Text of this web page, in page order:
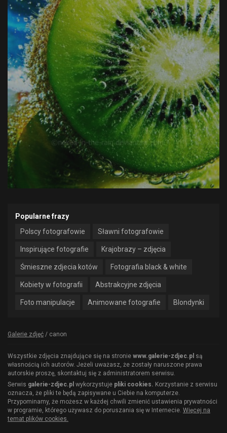
Popularne frazy
Polscy fotografowie
Sławni fotografowie
Inspirujące fotografie Krajobrazy – zdjęcia
Śmieszne zdjecia kotów Fotografia black & white
Kobiety w fotografii Abstrakcyjne zdjęcia
Foto manipulacje Animowane fotografie Blondynki
Galerie zdjęć / canon
Wszystkie zdjęcia znajdujące się na stronie www.galerie-zdjec.pl są
własnością ich autorów. Jeżeli uważasz, że zostały naruszone prawa
autorskie proszę, skontaktuj się z administratorem serwisu.
Serwis galerie-zdjec.pl wykorzystuje pliki cookies. Korzystanie z serwisu
oznacza, że pliki te będą zapisywane u Ciebie na komputerze.
Przypominamy, że możesz w każdej chwili zmienić ustawienia prywatności
w programie, którego używasz do poruszania się w Internecie. Więcej na
temat plików cookies.